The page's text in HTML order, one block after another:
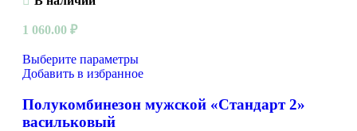
1 060.00 ₽
Выберите параметры
Добавить в избранное
Полукомбинезон мужской «Стандарт 2»
васильковый